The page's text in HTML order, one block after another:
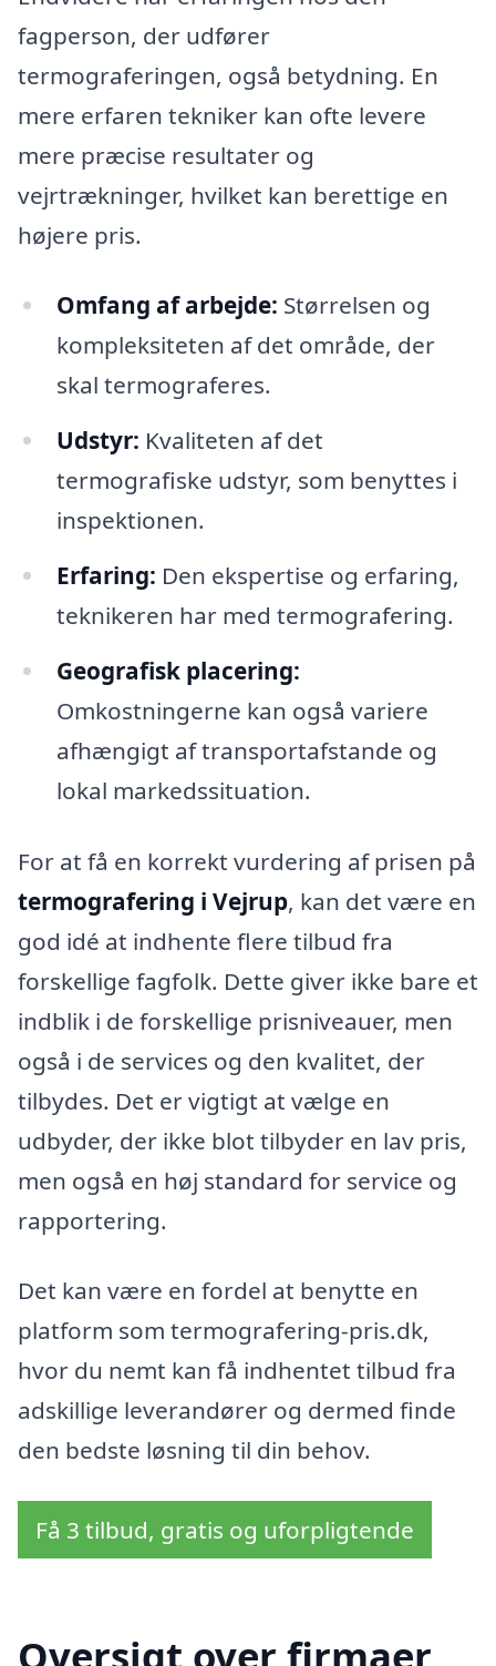
fagperson, der udfører
termograferingen, også betydning. En
mere erfaren tekniker kan ofte levere
mere præcise resultater og
vejrtrækninger, hvilket kan berettige en
højere pris.
Omfang af arbejde: Størrelsen og
kompleksiteten af det område, der
skal termograferes.
Udstyr: Kvaliteten af det
termografiske udstyr, som benyttes i
inspektionen.
Erfaring: Den ekspertise og erfaring,
teknikeren har med termografering.
Geografisk placering:
Omkostningerne kan også variere
afhængigt af transportafstande og
lokal markedssituation.
For at få en korrekt vurdering af prisen på
termografering i Vejrup, kan det være en
god idé at indhente flere tilbud fra
forskellige fagfolk. Dette giver ikke bare et
indblik i de forskellige prisniveauer, men
også i de services og den kvalitet, der
tilbydes. Det er vigtigt at vælge en
udbyder, der ikke blot tilbyder en lav pris,
men også en høj standard for service og
rapportering.
Det kan være en fordel at benytte en
platform som termografering-pris.dk,
hvor du nemt kan få indhentet tilbud fra
adskillige leverandører og dermed finde
den bedste løsning til din behov.
Få 3 tilbud, gratis og uforpligtende
Oversigt over firmaer